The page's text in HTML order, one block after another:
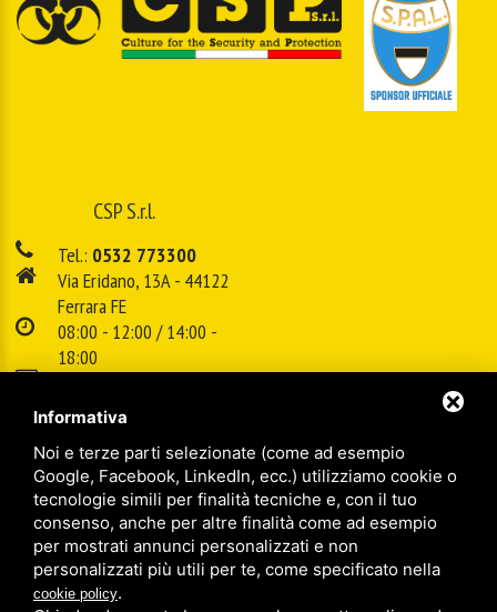
CSP S.r.l.
Tel.: 0532 773300
Via Eridano, 13A - 44122
Ferrara FE
08:00 - 12:00 / 14:00 -
18:00
info@cspsrl.biz
Sitemap / Privacy policy/Legal
Informativa
Noi e terze parti selezionate (come ad esempio
Google, Facebook, LinkedIn, ecc.) utilizziamo cookie o
tecnologie simili per finalità tecniche e, con il tuo
consenso, anche per altre finalità come ad esempio
per mostrati annunci personalizzati e non
personalizzati più utili per te, come specificato nella
cookie policy.